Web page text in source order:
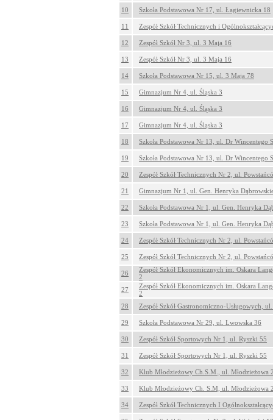
10 Szkoła Podstawowa Nr 17, ul. Łagiewnicka 18
11 Zespół Szkół Technicznych i
12 Zespół Szkół Nr 3, ul. 3 Maja 16
13 Zespół Szkół Nr 3, ul. 3 Maja 16
14 Szkoła Podstawowa Nr 15, ul. 3 Maja 78
15 Gimnazjum Nr 4, ul. Śląska 3
16 Gimnazjum Nr 4, ul. Śląska 3
17 Gimnazjum Nr 4, ul. Śląska 3
18 Szkoła Podstawowa Nr 13, ul. Dr Wincentego
19 Szkoła Podstawowa Nr 13, ul. Dr Wincentego
20 Zespół Szkół Technicznych Nr 2, ul.
21 Gimnazjum Nr 1, ul. Gen. Henryka
22 Szkoła Podstawowa Nr 1, ul. Gen. Henryka
23 Szkoła Podstawowa Nr 1, ul. Gen. Henryka
24 Zespół Szkół Technicznych Nr 2, ul.
25 Zespół Szkół Technicznych Nr 2, ul.
26
Zespół Szkół Ekonomicznych im. Oskara
2
27
Zespół Szkół Ekonomicznych im. Oskara
2
28
Zespół Szkół Gastronomiczno-Usługowych,
29 Szkoła Podstawowa Nr 29, ul. Lwowska 36
30 Zespół Szkół Sportowych Nr 1, ul. Ryszki 55
31 Zespół Szkół Sportowych Nr 1, ul. Ryszki 55
32 Klub Młodzieżowy Ch.S.M., ul. Młodzieżowa
33 Klub Młodzieżowy Ch. S.M, ul. Młodzieżowa
34 Zespół Szkół Technicznych I